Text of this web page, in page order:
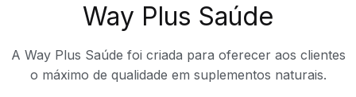
Way Plus Saúde
A Way Plus Saúde foi criada para oferecer aos clientes
o máximo de qualidade em suplementos naturais.